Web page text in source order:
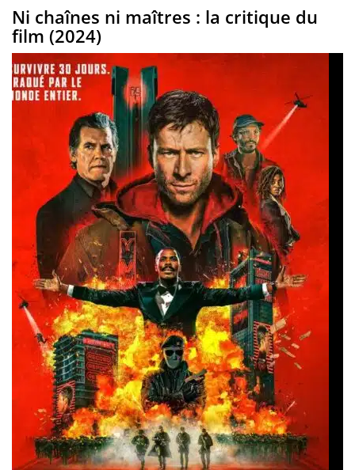
Ni chaînes ni maîtres : la critique du
film (2024)